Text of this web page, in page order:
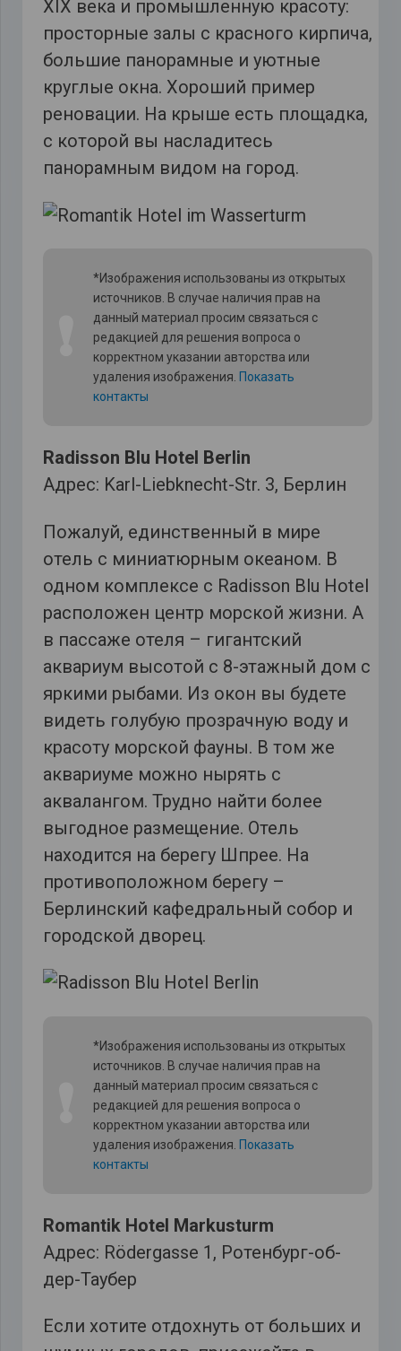
XIX века и промышленную красоту:
просторные залы с красного кирпича,
большие панорамные и уютные
круглые окна. Хороший пример
реновации. На крыше есть площадка,
с которой вы насладитесь
панорамным видом на город.
*Изображения использованы из открытых
источников. В случае наличия прав на
данный материал просим связаться с
редакцией для решения вопроса о
корректном указании авторства или
удаления изображения. Показать
контакты
Radisson Blu Hotel Berlin
Адрес: Karl-Liebknecht-Str. 3, Берлин
Пожалуй, единственный в мире
отель с миниатюрным океаном. В
одном комплексе с Radisson Blu Hotel
расположен центр морской жизни. А
в пассаже отеля – гигантский
аквариум высотой с 8-этажный дом с
яркими рыбами. Из окон вы будете
видеть голубую прозрачную воду и
красоту морской фауны. В том же
аквариуме можно нырять с
аквалангом. Трудно найти более
выгодное размещение. Отель
находится на берегу Шпрее. На
противоположном берегу –
Берлинский кафедральный собор и
городской дворец.
*Изображения использованы из открытых
источников. В случае наличия прав на
данный материал просим связаться с
редакцией для решения вопроса о
корректном указании авторства или
удаления изображения. Показать
контакты
Romantik Hotel Markusturm
Адрес: Rödergasse 1, Ротенбург-об-
дер-Таубер
Если хотите отдохнуть от больших и